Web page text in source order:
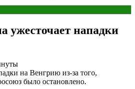
ужесточает нападки
на Венгрию из-за того,
было остановлено.